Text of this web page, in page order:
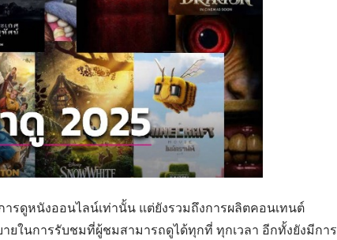
รดูหนังออนไลน์เท่านั้น แต่ยังรวมถึงการผลิตคอนเทนต์
ในการรับชมที่ผู้ชมสามารถดูได้ทุกที่ ทุกเวลา อีกทั้งยังมีการ